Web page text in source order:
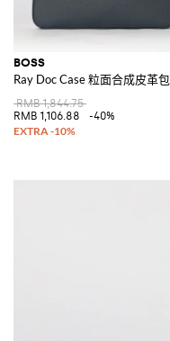
BOSS
Ray Doc Case 粒面合成皮革包
RMB 1,844.75
RMB 1,106.88
-40%